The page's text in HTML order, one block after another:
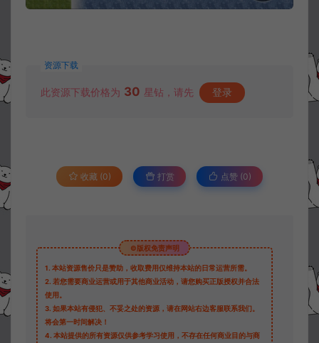
资源下载
此资源下载价格为 30 星钻，请先 登录
收藏 (0) 打赏 点赞 (0)
©版权免责声明
1. 本站资源售价只是赞助，收取费用仅维持本站的日常运营所需。
2. 若您需要商业运营或用于其他商业活动，请您购买正版授权并合法
使用。
3. 如果本站有侵犯、不妥之处的资源，请在网站右边客服联系我们。
将会第一时间解决！
4. 本站提供的所有资源仅供参考学习使用，不存在任何商业目的与商